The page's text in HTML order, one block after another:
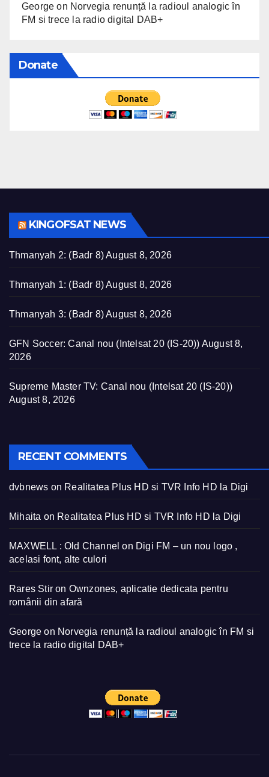
George on Norvegia renunță la radioul analogic în
FM si trece la radio digital DAB+
Donate
KINGOFSAT NEWS
Thmanyah 2: (Badr 8)August 8, 2026
Thmanyah 1: (Badr 8)August 8, 2026
Thmanyah 3: (Badr 8)August 8, 2026
GFN Soccer: Canal nou (Intelsat 20 (IS-20)) August 8,
2026
Supreme Master TV: Canal nou (Intelsat 20 (IS-20))
August 8, 2026
RECENT COMMENTS
dvbnews on Realitatea Plus HD si TVR Info HD la Digi
Mihaita on Realitatea Plus HD si TVR Info HD la Digi
MAXWELL : Old Channel on Digi FM – un nou logo ,
acelasi font, alte culori
Rares Stir on Ownzones, aplicatie dedicata pentru
românii din afară
George on Norvegia renunță la radioul analogic în FM si
trece la radio digital DAB+